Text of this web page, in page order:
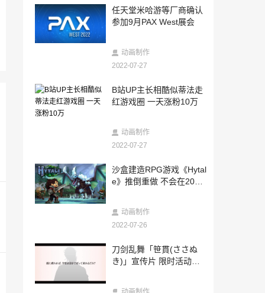
冠军今天诞生 《魔域手游》军团战决赛直
播燃炸来袭
2022-07-26
暴雪澄清战网出现《暗黑破坏神4》B测文
件：仅供内部使用
Switch总销量达到1.1亿 即将突破索尼PS4
记录
2022-07-26
PC 版《最后生还者 第一部》将在 PS5 版
发售「不久之后」推出
Switch总销量达到1.1亿 即将突破索尼PS4
记录
2022-07-26
独立游戏工作室Tender Claws宣布工会化
2022-07-26
《Apex英雄》官方确认第14赛季将提高玩
家等级上限
2022-07-26
任天堂米哈游等厂商确认
参加9月PAX West展会
动画制作
2022-07-27
B站UP主长相酷似蒂法走
红游戏圈 一天涨粉10万
动画制作
2022-07-27
沙盒建造RPG游戏《Hytal
e》推倒重做 不会在2023
动画制作
2022-07-26
刀剑乱舞「笹貫(ささぬ
き)」宣传片 限时活动现